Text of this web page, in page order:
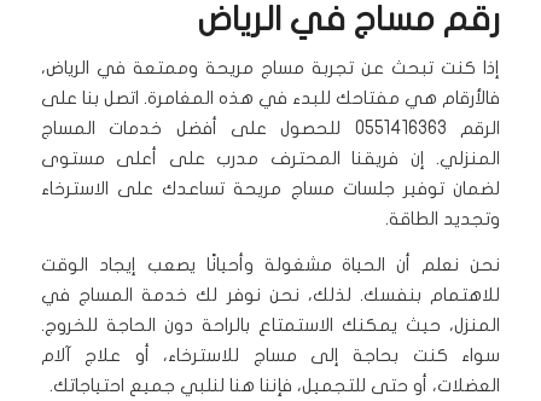
رقم مساج في الرياض
إذا كنت تبحث عن تجربة مساج مريحة وممتعة في الرياض،
فالأرقام هي مفتاحك للبدء في هذه المغامرة. اتصل بنا على
الرقم 0551416363 للحصول على أفضل خدمات المساج
المنزلي. إن فريقنا المحترف مدرب على أعلى مستوى
لضمان توفير جلسات مساج مريحة تساعدك على الاسترخاء
وتجديد الطاقة.
نحن نعلم أن الحياة مشغولة وأحيانًا يصعب إيجاد الوقت
للاهتمام بنفسك. لذلك، نحن نوفر لك خدمة المساج في
المنزل، حيث يمكنك الاستمتاع بالراحة دون الحاجة للخروج.
سواء كنت بحاجة إلى مساج للاسترخاء، أو علاج آلام
العضلات، أو حتى للتجميل، فإننا هنا لنلبي جميع احتياجاتك.